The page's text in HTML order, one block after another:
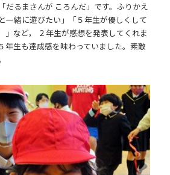
だるまさんが ころんだ」です。ふりかえ
一緒に遊びたい」「５年生が優しくして
」など， ２年生が感想を発表してくれま
年生も達成感を味わっていました。素敵